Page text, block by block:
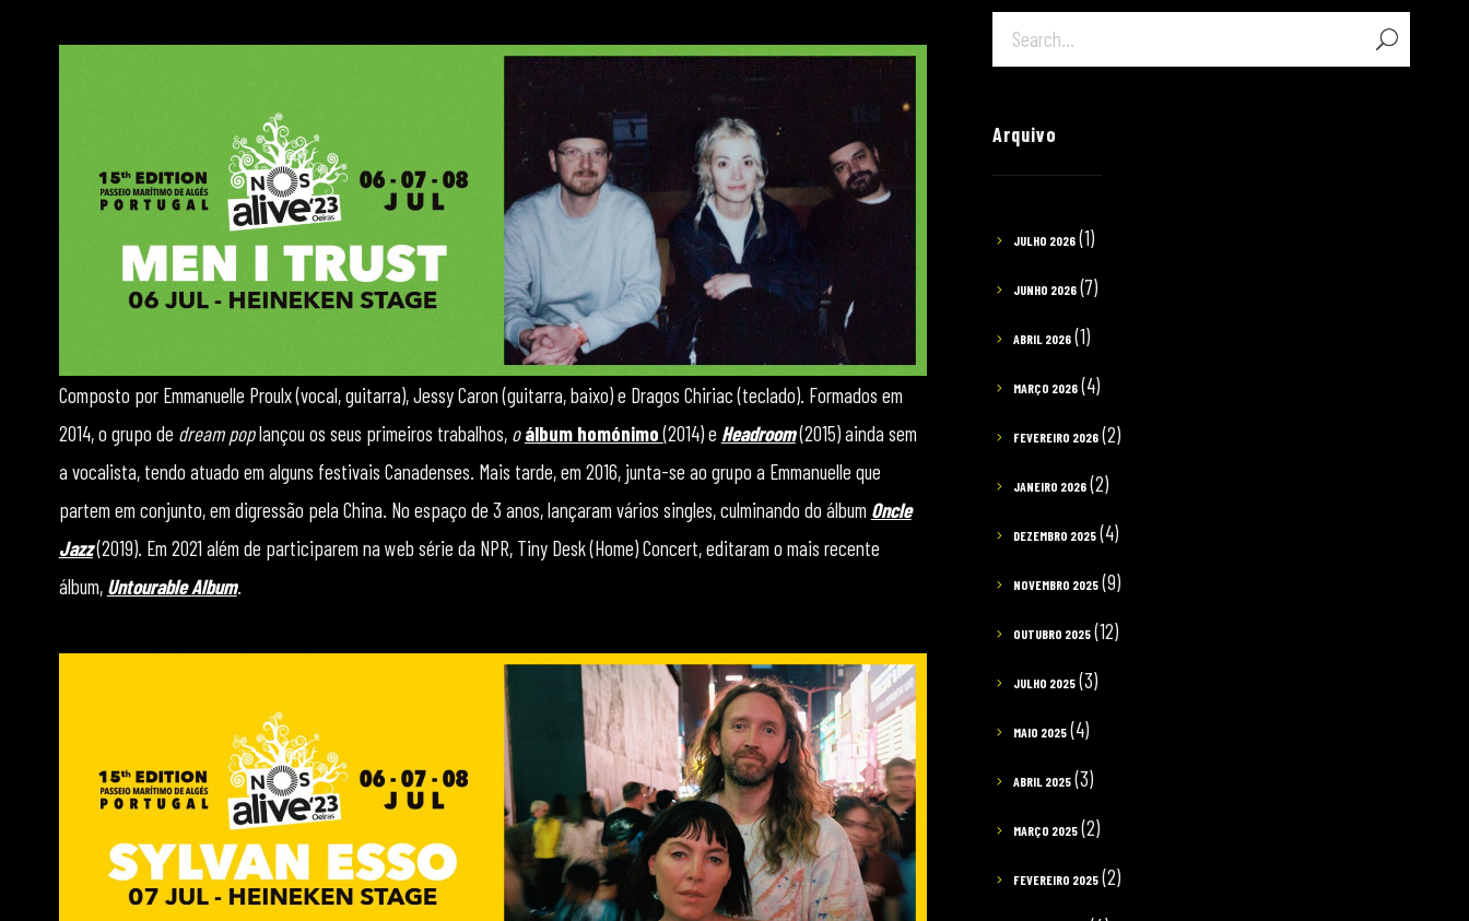
Composto por Emmanuelle Proulx (vocal, guitarra), Jessy Caron (guitarra, baixo) e Dragos Chiriac (teclado). Formados em
2014, o grupo de dream poplançou os seus primeiros trabalhos, oálbum homónimo(2014) e Headroom(2015) ainda sem
a vocalista, tendo atuado em alguns festivais Canadenses. Mais tarde, em 2016, junta-se ao grupo a Emmanuelle que
partem em conjunto, em digressão pela China. No espaço de 3 anos, lançaram vários singles, culminando do álbum Oncle
Jazz(2019). Em 2021 além de participarem na web série da NPR, Tiny Desk (Home) Concert, editaram o mais recente
álbum, Untourable Album.
Arquivo
JULHO 2026 (1)
JUNHO 2026 (7)
ABRIL 2026 (1)
MARÇO 2026 (4)
FEVEREIRO 2026 (2)
JANEIRO 2026 (2)
DEZEMBRO 2025 (4)
NOVEMBRO 2025 (9)
OUTUBRO 2025 (12)
JULHO 2025 (3)
MAIO 2025 (4)
ABRIL 2025 (3)
MARÇO 2025 (2)
FEVEREIRO 2025 (2)